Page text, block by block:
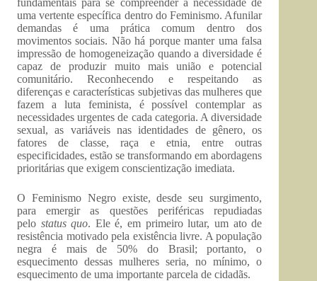
uma vertente específica dentro do Feminismo. Afunilar
demandas é uma prática comum dentro dos
movimentos sociais. Não há porque manter uma falsa
impressão de homogeneização quando a diversidade é
capaz de produzir muito mais união e potencial
comunitário. Reconhecendo e respeitando as
diferenças e características subjetivas das mulheres que
fazem a luta feminista, é possível contemplar as
necessidades urgentes de cada categoria. A diversidade
sexual, as variáveis nas identidades de gênero, os
fatores de classe, raça e etnia, entre outras
especificidades, estão se transformando em abordagens
prioritárias que exigem conscientização imediata.
O Feminismo Negro existe, desde seu surgimento,
para emergir as questões periféricas repudiadas
pelo status quo. Ele é, em primeiro lutar, um ato de
resistência motivado pela existência livre. A população
negra é mais de 50% do Brasil; portanto, o
esquecimento dessas mulheres seria, no mínimo, o
esquecimento de uma importante parcela de cidadãs.